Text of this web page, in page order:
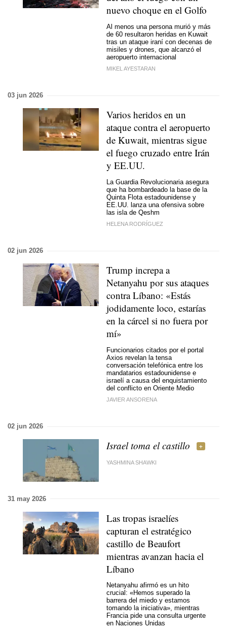
nuevo choque en el Golfo
Al menos una persona murió y más
de 60 resultaron heridas en Kuwait
tras un ataque iraní con decenas de
misiles y drones, que alcanzó el
aeropuerto internacional
MIKEL AYESTARAN
03 jun 2026
Varios heridos en un
ataque contra el aeropuerto
de Kuwait, mientras sigue
el fuego cruzado entre Irán
y EE.UU.
La Guardia Revolucionaria asegura
que ha bombardeado la base de la
Quinta Flota estadounidense y
EE.UU. lanza una ofensiva sobre
las isla de Qeshm
HELENA RODRÍGUEZ
02 jun 2026
Trump increpa a
Netanyahu por sus ataques
contra Líbano: «Estás
jodidamente loco, estarías
en la cárcel si no fuera por
mí»
Funcionarios citados por el portal
Axios revelan la tensa
conversación telefónica entre los
mandatarios estadounidense e
israelí a causa del enquistamiento
del conflicto en Oriente Medio
JAVIER ANSORENA
02 jun 2026
Israel toma el castillo
YASHMINA SHAWKI
31 may 2026
Las tropas israelíes
capturan el estratégico
castillo de Beaufort
mientras avanzan hacia el
Líbano
Netanyahu afirmó es un hito
crucial: «Hemos superado la
barrera del miedo y estamos
tomando la iniciativa», mientras
Francia pide una consulta urgente
en Naciones Unidas